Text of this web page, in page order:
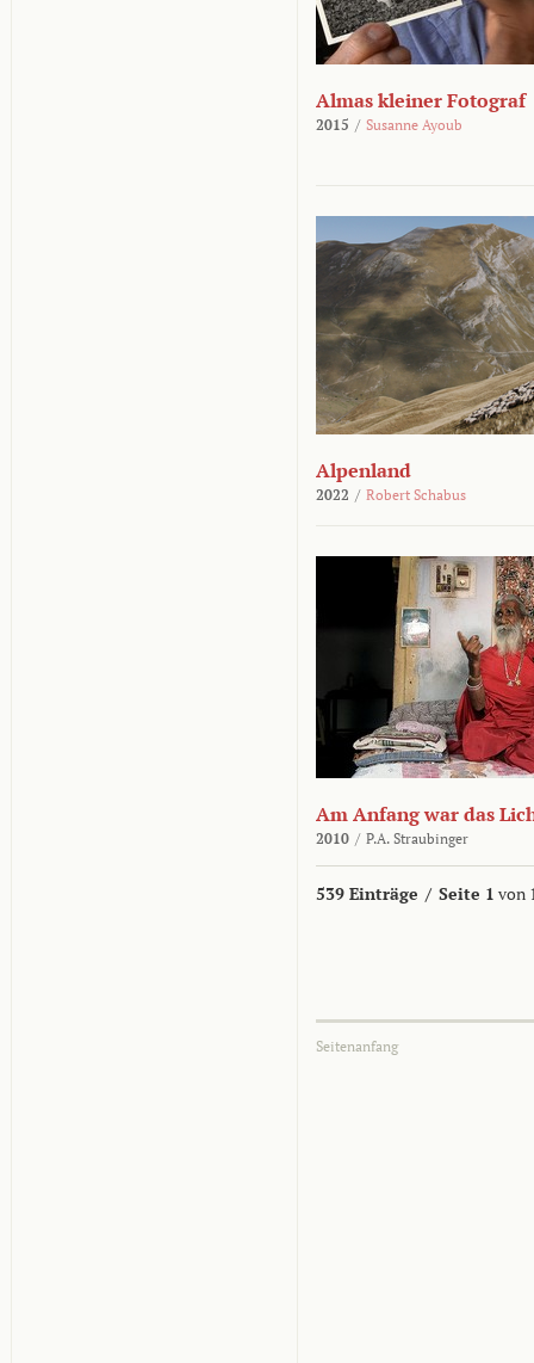
Almas kleiner Fotograf
2015 / Susanne Ayoub
Alpenland
2022 / Robert Schabus
Am Anfang war das
2010 / P.A. Straubinger
539 Einträge / Seite 1 von
Seitenanfang